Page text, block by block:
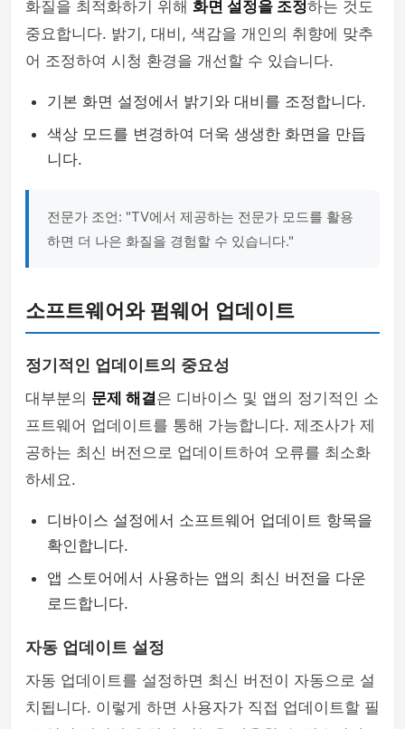
화질을 최적화하기 위해 화면 설정을 조정하는 것도
중요합니다. 밝기, 대비, 색감을 개인의 취향에 맞추
어 조정하여 시청 환경을 개선할 수 있습니다.
기본 화면 설정에서 밝기와 대비를 조정합니다.
색상 모드를 변경하여 더욱 생생한 화면을 만듭
니다.
전문가 조언: "TV에서 제공하는 전문가 모드를 활용
하면 더 나은 화질을 경험할 수 있습니다."
소프트웨어와 펌웨어 업데이트
정기적인 업데이트의 중요성
대부분의 문제 해결은 디바이스 및 앱의 정기적인 소
프트웨어 업데이트를 통해 가능합니다. 제조사가 제
공하는 최신 버전으로 업데이트하여 오류를 최소화
하세요.
디바이스 설정에서 소프트웨어 업데이트 항목을
확인합니다.
앱 스토어에서 사용하는 앱의 최신 버전을 다운
로드합니다.
자동 업데이트 설정
자동 업데이트를 설정하면 최신 버전이 자동으로 설
치됩니다. 이렇게 하면 사용자가 직접 업데이트할 필